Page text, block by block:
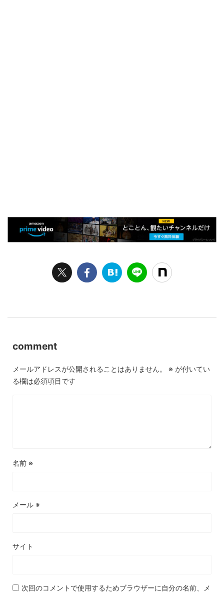
comment
メールアドレスが公開されることはありません。 ※ が付いてい
る欄は必須項目です
名前 ※
メール ※
サイト
次回のコメントで使用するためブラウザーに自分の名前、メ